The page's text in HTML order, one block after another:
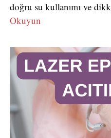
doğru su kullanımı ve
Okuyun